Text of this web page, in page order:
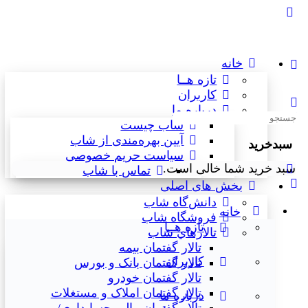
خانه
تازه هــا
کاربران
درباره ما
شاب چیست
آیین بهره‌مندی از شاب
سیاست حریم خصوصی
تماس با شاب
بخش های اصلی
دانش‌گاه شاب
فروشگاه شاب
تالارهاي شاب
تالار گفتمان بیمه
تالار گفتمان بانک و بورس
تالار گفتمان خودرو
تالار گفتمان املاک و مستغلات
سبدخرید
سبد خرید شما خالی است.
جستجوی:
خانه
تازه هــا
کاربران
درباره ما